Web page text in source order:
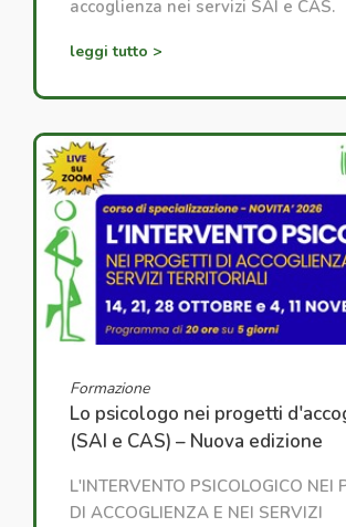
accoglienza nei servizi SAI e CAS.
leggi tutto >
Formazione
Lo psicologo nei progetti
(SAI e CAS) – Nuova edizione
L'INTERVENTO PSICOLOGICO NEI
DI ACCOGLIENZA E NEI SERVIZI